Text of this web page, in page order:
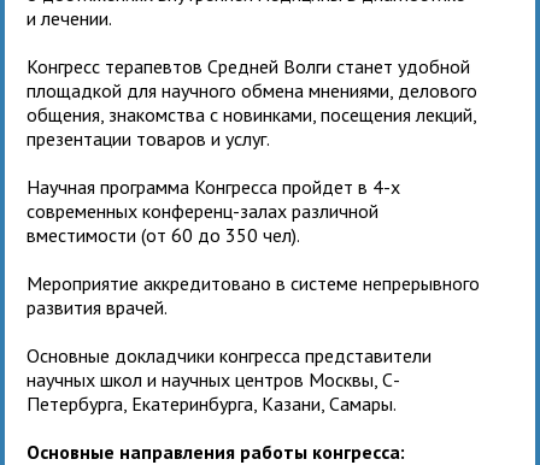
и лечении.
Конгресс терапевтов Средней Волги станет удобной
площадкой для научного обмена мнениями, делового
общения, знакомства с новинками, посещения лекций,
презентации товаров и услуг.
Научная программа Конгресса пройдет в 4-х
современных конференц-залах различной
вместимости (от 60 до 350 чел).
Мероприятие аккредитовано в системе непрерывного
развития врачей.
Основные докладчики конгресса представители
научных школ и научных центров Москвы, С-
Петербурга, Екатеринбурга, Казани, Самары.
Основные направления работы конгресса: